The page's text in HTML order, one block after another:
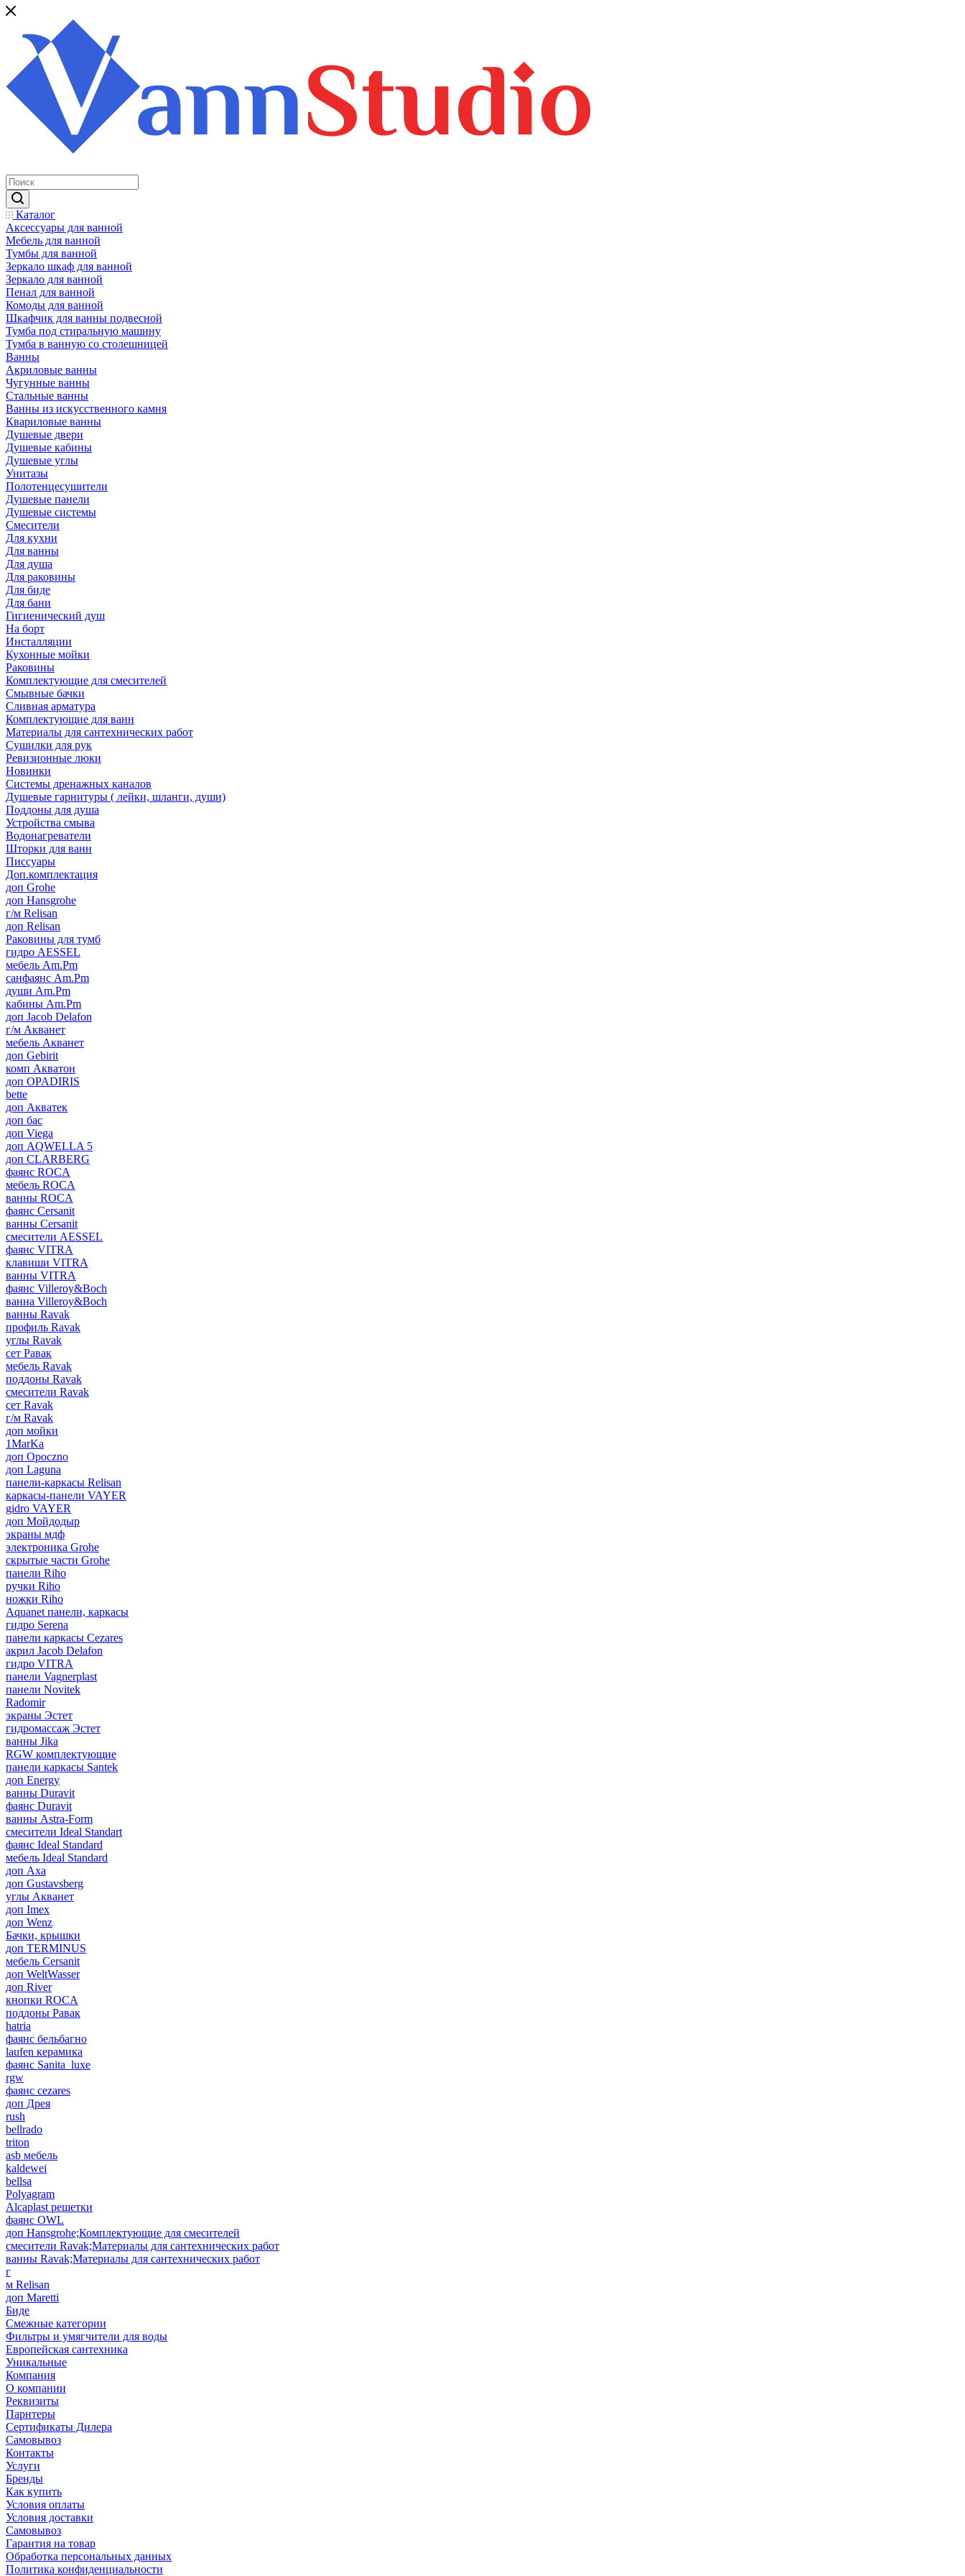
Каталог
Аксессуары для ванной
Мебель для ванной
Тумбы для ванной
Зеркало шкаф для ванной
Зеркало для ванной
Пенал для ванной
Комоды для ванной
Шкафчик для ванны подвесной
Тумба под стиральную машину
Тумба в ванную со столешницей
Ванны
Акриловые ванны
Чугунные ванны
Стальные ванны
Ванны из искусственного камня
Квариловые ванны
Душевые двери
Душевые кабины
Душевые углы
Унитазы
Полотенцесушители
Душевые панели
Душевые системы
Смесители
Для кухни
Для ванны
Для душа
Для раковины
Для биде
Для бани
Гигиенический душ
На борт
Инсталляции
Кухонные мойки
Раковины
Комплектующие для смесителей
Смывные бачки
Сливная арматура
Комплектующие для ванн
Материалы для сантехнических работ
Сушилки для рук
Ревизионные люки
Новинки
Системы дренажных каналов
Душевые гарнитуры ( лейки, шланги, души)
Поддоны для душа
Устройства смыва
Водонагреватели
Шторки для ванн
Писсуары
Доп.комплектация
доп Grohe
доп Hansgrohe
г/м Relisan
доп Relisan
Раковины для тумб
гидро AESSEL
мебель Am.Pm
санфаянс Am.Pm
души Am.Pm
кабины Am.Pm
доп Jacob Delafon
г/м Акванет
мебель Акванет
доп Gebirit
комп Акватон
доп OPADIRIS
bette
доп Акватек
доп бас
доп Viega
доп AQWELLA 5
доп CLARBERG
фаянс ROCA
мебель ROCA
ванны ROCA
фаянс Cersanit
ванны Cersanit
смесители AESSEL
фаянс VITRA
клавиши VITRA
ванны VITRA
фаянс Villeroy&Boch
ванна Villeroy&Boch
ванны Ravak
профиль Ravak
углы Ravak
сет Равак
мебель Ravak
поддоны Ravak
смесители Ravak
сет Ravak
г/м Ravak
доп мойки
1MarKa
доп Opoczno
доп Laguna
панели-каркасы Relisan
каркасы-панели VAYER
gidro VAYER
доп Мойдодыр
экраны мдф
электроника Grohe
скрытые части Grohe
панели Riho
ручки Riho
ножки Riho
Aquanet панели, каркасы
гидро Serena
панели каркасы Cezares
акрил Jacob Delafon
гидро VITRA
панели Vagnerplast
панели Novitek
Radomir
экраны Эстет
гидромассаж Эстет
ванны Jika
RGW комплектующие
панели каркасы Santek
доп Energy
ванны Duravit
фаянс Duravit
ванны Astra-Form
смесители Ideal Standart
фаянс Ideal Standard
мебель Ideal Standard
доп Axa
доп Gustavsberg
углы Акванет
доп Imex
доп Wenz
Бачки, крышки
доп TERMINUS
мебель Cersanit
доп WeltWasser
доп River
кнопки ROCA
поддоны Равак
hatria
фаянс бельбагно
laufen керамика
фаянс Sanita_luxe
rgw
фаянс cezares
доп Дрея
rush
bellrado
triton
asb мебель
kaldewei
bellsa
Polyagram
Alcaplast решетки
фаянс OWL
доп Hansgrohe;Комплектующие для смесителей
смесители Ravak;Материалы для сантехнических работ
ванны Ravak;Материалы для сантехнических работ
г
м Relisan
доп Maretti
Биде
Смежные категории
Фильтры и умягчители для воды
Европейская сантехника
Уникальные
Компания
О компании
Реквизиты
Парнтеры
Сертификаты Дилера
Самовывоз
Контакты
Услуги
Бренды
Как купить
Условия оплаты
Условия доставки
Самовывоз
Гарантия на товар
Обработка персональных данных
Политика конфиденциальности